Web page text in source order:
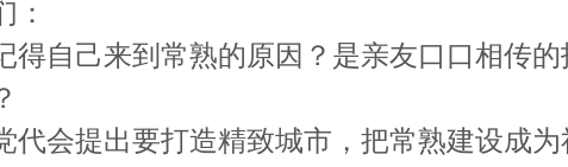
：
自己来到常熟的原因？是亲友口口相传
会提出要打造精致城市，把常熟建设成